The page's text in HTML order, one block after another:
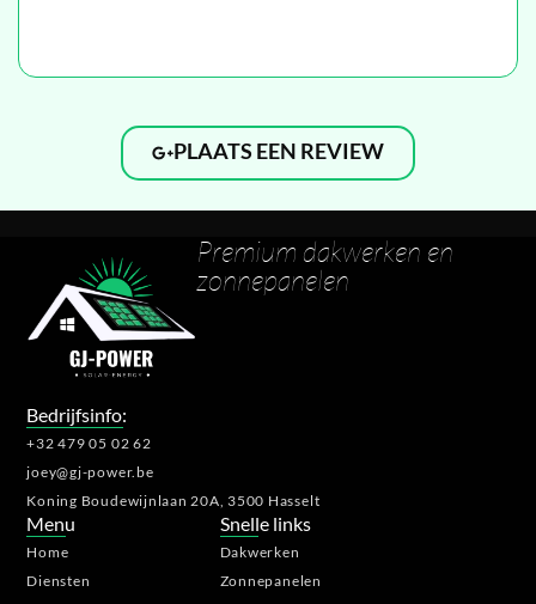
PLAATS EEN REVIEW
Premium dakwerken en
zonnepanelen
Bedrijfsinfo:
+32 479 05 02 62
joey@gj-power.be
Koning Boudewijnlaan 20A, 3500 Hasselt
Menu
Home
Diensten
Snelle links
Dakwerken
Zonnepanelen